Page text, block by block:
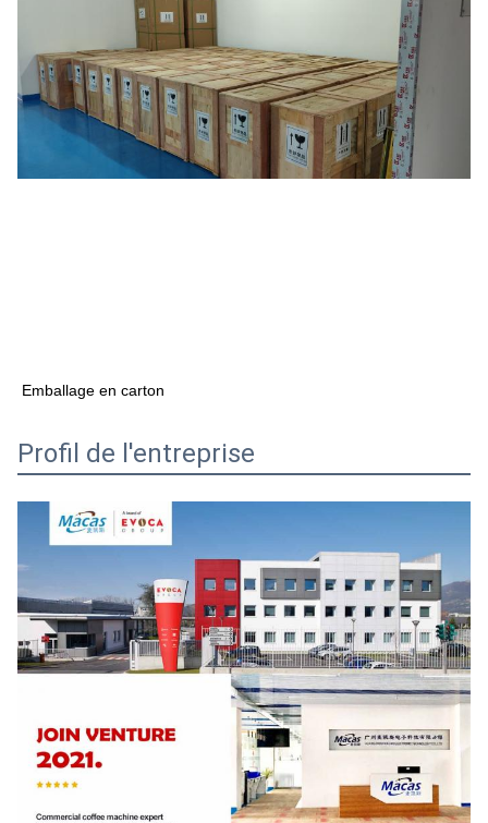
Emballage en carton
Profil de l'entreprise